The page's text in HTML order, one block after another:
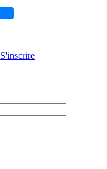
S'inscrire